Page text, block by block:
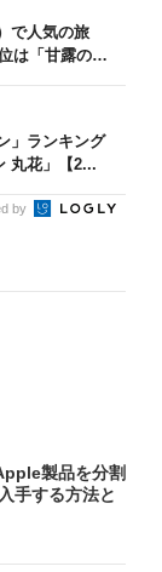
で人気の旅
は「甘露の湯
」ランキング
丸花」【2...
by
製品を分割
手する方法と